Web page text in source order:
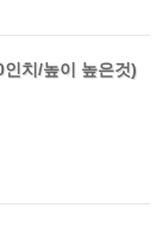
치/높이 높은것)